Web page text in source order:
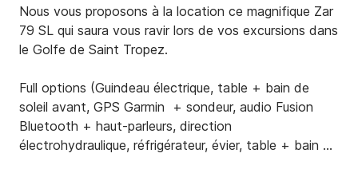
Nous vous proposons à la location ce magnifique Zar
79 SL qui saura vous ravir lors de vos excursions dans
le Golfe de Saint Tropez.
Full options (Guindeau électrique, table + bain de
soleil avant, GPS Garmin  + sondeur, audio Fusion
Bluetooth + haut-parleurs, direction
électrohydraulique, réfrigérateur, évier, table + bain de